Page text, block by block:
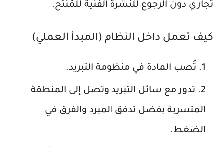
تجاري دون الرجوع للنشرة الفنية للمُنتج.
كيف تعمل داخل النظام (المبدأ العملي)
تُصب المادة في منظومة التبريد.
تدور مع سائل التبريد وتصل إلى المنطقة
المتسربة بفضل تدفق المبرد والفرق في
الضغط.